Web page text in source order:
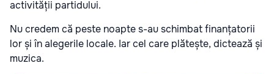
activității partidului.
Nu credem că peste noapte s-au schimbat finanțatorii
lor și în alegerile locale. Iar cel care plătește, dictează și
muzica.